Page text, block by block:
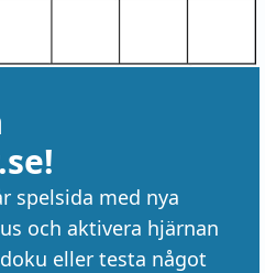
spelsida med nya
och aktivera hjärnan
eller testa något